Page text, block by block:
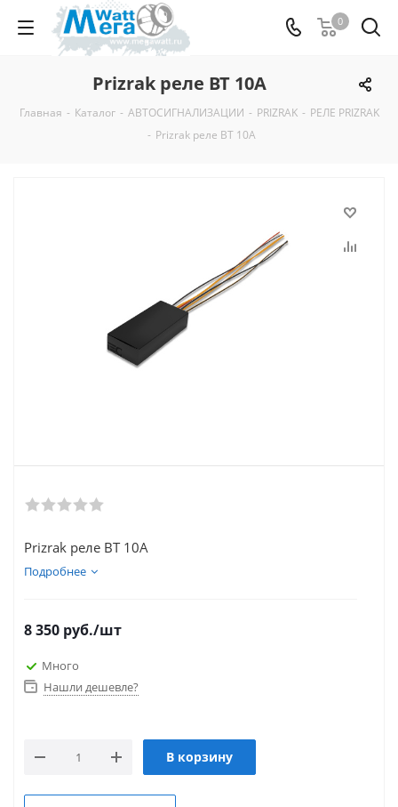
0
Prizrak реле BT 10А
Главная - Каталог - АВТОСИГНАЛИЗАЦИИ - PRIZRAK - РЕЛЕ PRIZRAK
- Prizrak реле BT 10А
Prizrak реле BT 10А
Подробнее
8 350 руб./шт
Много
Нашли дешевле?
В корзину